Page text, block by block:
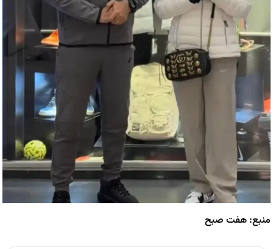
منبع: هفت صبح